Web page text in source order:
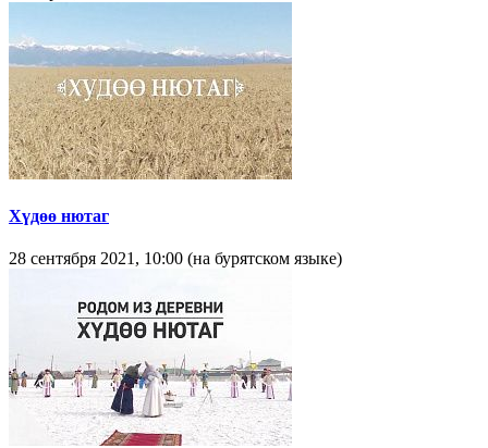
Хүдөө нютаг
28 сентября 2021, 10:00 (на бурятском языке)